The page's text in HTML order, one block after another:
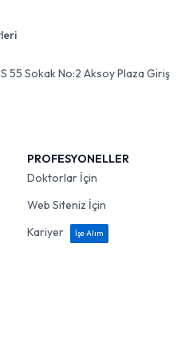
55 Sokak No:2 Aksoy Plaza Giriş
PROFESYONELLER
Doktorlar İçin
Web Siteniz İçin
Kariyer
İşe Alım